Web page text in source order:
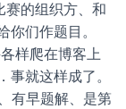
的组织方、和
们作题目。
样爬在博客上
就这样成了。
有早题解、是第